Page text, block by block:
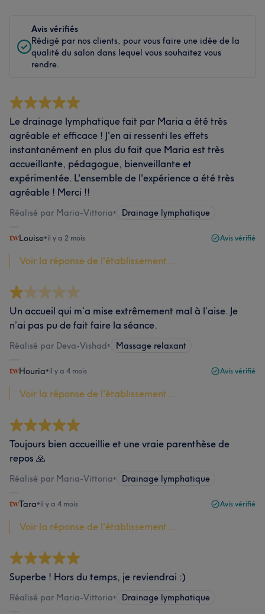
Avis vérifiés
Rédigé par nos clients, pour vous faire une idée de la
qualité du salon dans lequel vous souhaitez vous
rendre.
Le drainage lymphatique fait par Maria a été très
agréable et efficace ! J'en ai ressenti les effets
instantanément en plus du fait que Maria est très
accueillante, pédagogue, bienveillante et
expérimentée. L'ensemble de l'expérience a été très
agréable ! Merci !!
Réalisé par Maria-Vittoria• Drainage lymphatique
Louise•il y a 2 mois Avis vérifié
Voir la réponse de l'établissement...
Un accueil qui m’a mise extrêmement mal à l’aise. Je
n’ai pas pu de fait faire la séance.
Réalisé par Deva-Vishad• Massage relaxant
Houria•il y a 4 mois Avis vérifié
Voir la réponse de l'établissement...
Toujours bien accueillie et une vraie parenthèse de
repos 🙏
Réalisé par Maria-Vittoria• Drainage lymphatique
Tara•il y a 4 mois Avis vérifié
Voir la réponse de l'établissement...
Superbe ! Hors du temps, je reviendrai :)
Réalisé par Maria-Vittoria• Drainage lymphatique